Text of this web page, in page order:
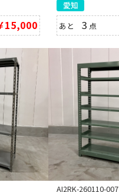
15,000
愛知
あと3 点
AI2RK-260110-007